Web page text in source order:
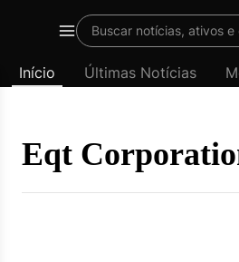
Últimas
InfoMoney
Menu
Buscar notícias, ativos e
Início Últimas Notícias
Eqt